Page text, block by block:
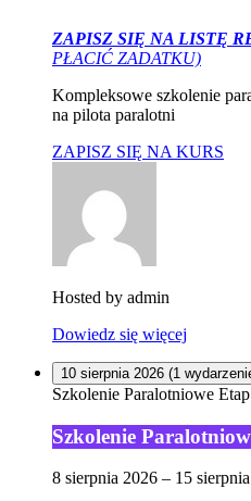
ZAPISZ SIĘ NA LISTĘ
PŁACIĆ ZADATKU)
Kompleksowe szkolenie
na pilota paralotni
ZAPISZ SIĘ NA KURS
Hosted by admin
Dowiedz się więcej
10 sierpnia 2026 (1
Szkolenie Paralotniowe
Szkolenie
8 sierpnia 2026 – 15